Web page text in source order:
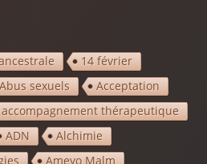
14 février
Abus sexuels
Acceptation
accompagnement thérapeutique
ADN
Alchimie
Ameyo Malm